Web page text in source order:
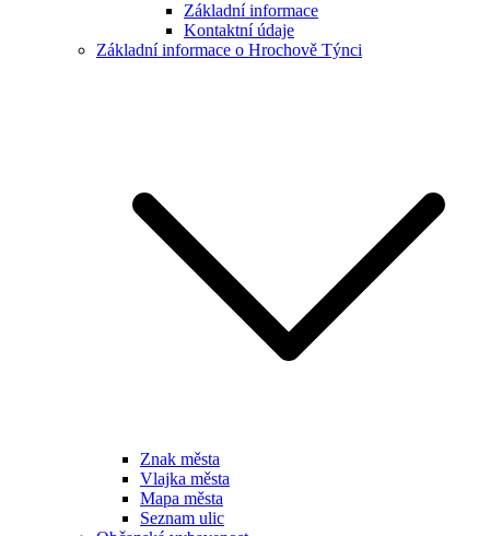
Základní informace
Kontaktní údaje
Základní informace o Hrochově Týnci
Znak města
Vlajka města
Mapa města
Seznam ulic